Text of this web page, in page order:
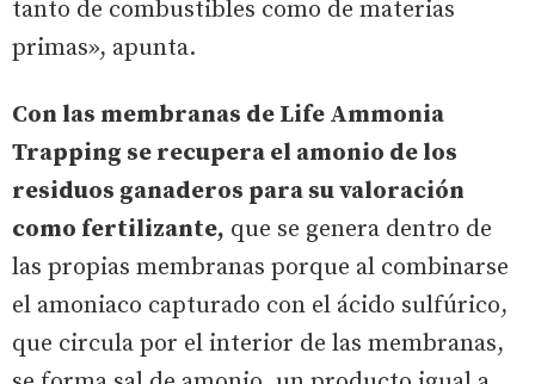
tanto de combustibles como de materias
primas», apunta.
Con las membranas de Life Ammonia
Trapping se recupera el amonio de los
residuos ganaderos para su valoración
como fertilizante, que se genera dentro de
las propias membranas porque al combinarse
el amoniaco capturado con el ácido sulfúrico,
que circula por el interior de las membranas,